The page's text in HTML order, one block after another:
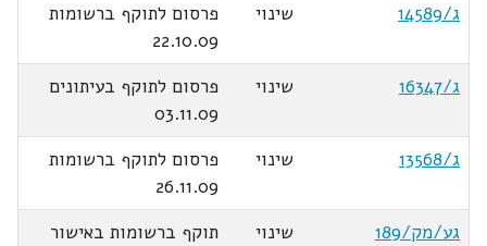
ג/14589
שינוי
פרסום לתוקף ברשומות
22.10.09
ג/16347
שינוי
פרסום לתוקף בעיתונים
03.11.09
ג/13568
שינוי
פרסום לתוקף ברשומות
26.11.09
גע/מק/189
שינוי
תוקף ברשומות באישור